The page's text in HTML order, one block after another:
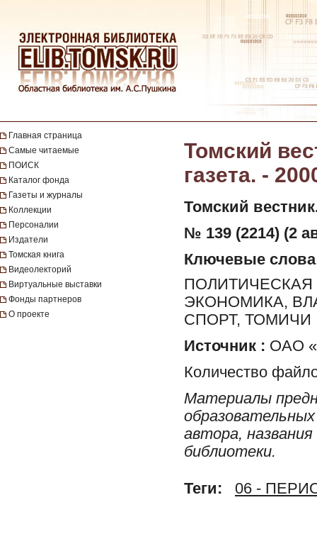
Главная страница
Самые читаемые
ПОИСК
Каталог фонда
Газеты и журналы
Коллекции
Персоналии
Издатели
Томская книга
Видеолекторий
Виртуальные выставки
Фонды партнеров
О проекте
Томский
газета. -
Томский
№ 139 (2214) (2
Ключевые слова
ЭКОНОМИКА,
СПОРТ, ТОМИЧИ
Источник : ОАО
Количество
Материалы
автора,
библиотеки.
Теги: 06 -